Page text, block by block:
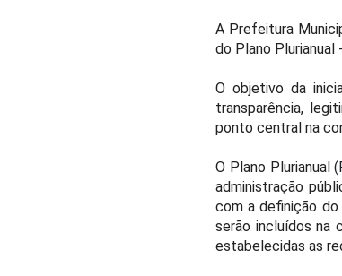
A Prefeitura
do Plano
O objetivo da
transparência,
ponto central na
O Plano Plurianual
administração
com a definição
serão incluídos na
estabelecidas as